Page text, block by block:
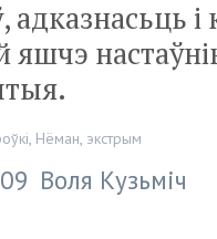
, Нёман, экстрым
Воля Кузьміч